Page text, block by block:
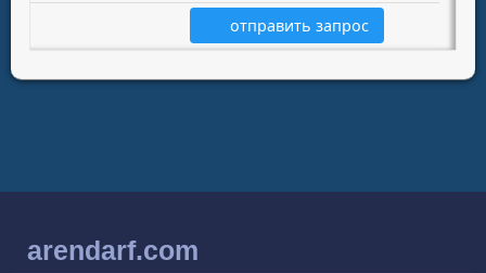
отправить запрос
arendarf.com